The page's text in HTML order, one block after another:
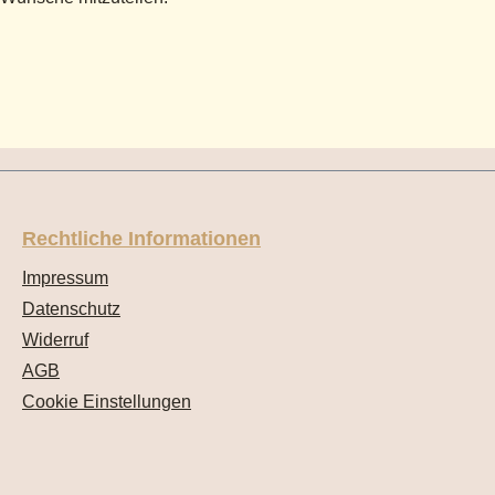
Rechtliche Informationen
Impressum
Datenschutz
Widerruf
AGB
Cookie Einstellungen